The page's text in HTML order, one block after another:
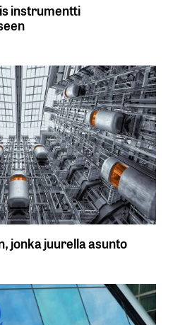
instrumentti
jonka juurella asunto